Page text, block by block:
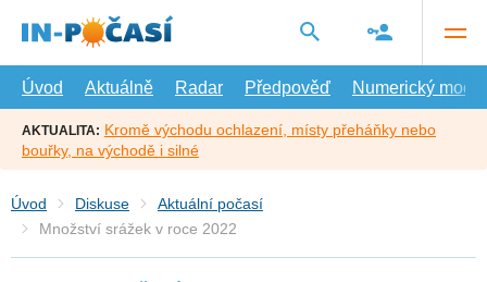
hlavní
Úvod
Aktuálně Radar Předpověď Numerický model
AKTUALITA: Kromě východu ochlazení, místy přeháňky nebo
bouřky, na východě i silné
Úvod Diskuse
Aktuální počasí
Množství srážek v roce 2022